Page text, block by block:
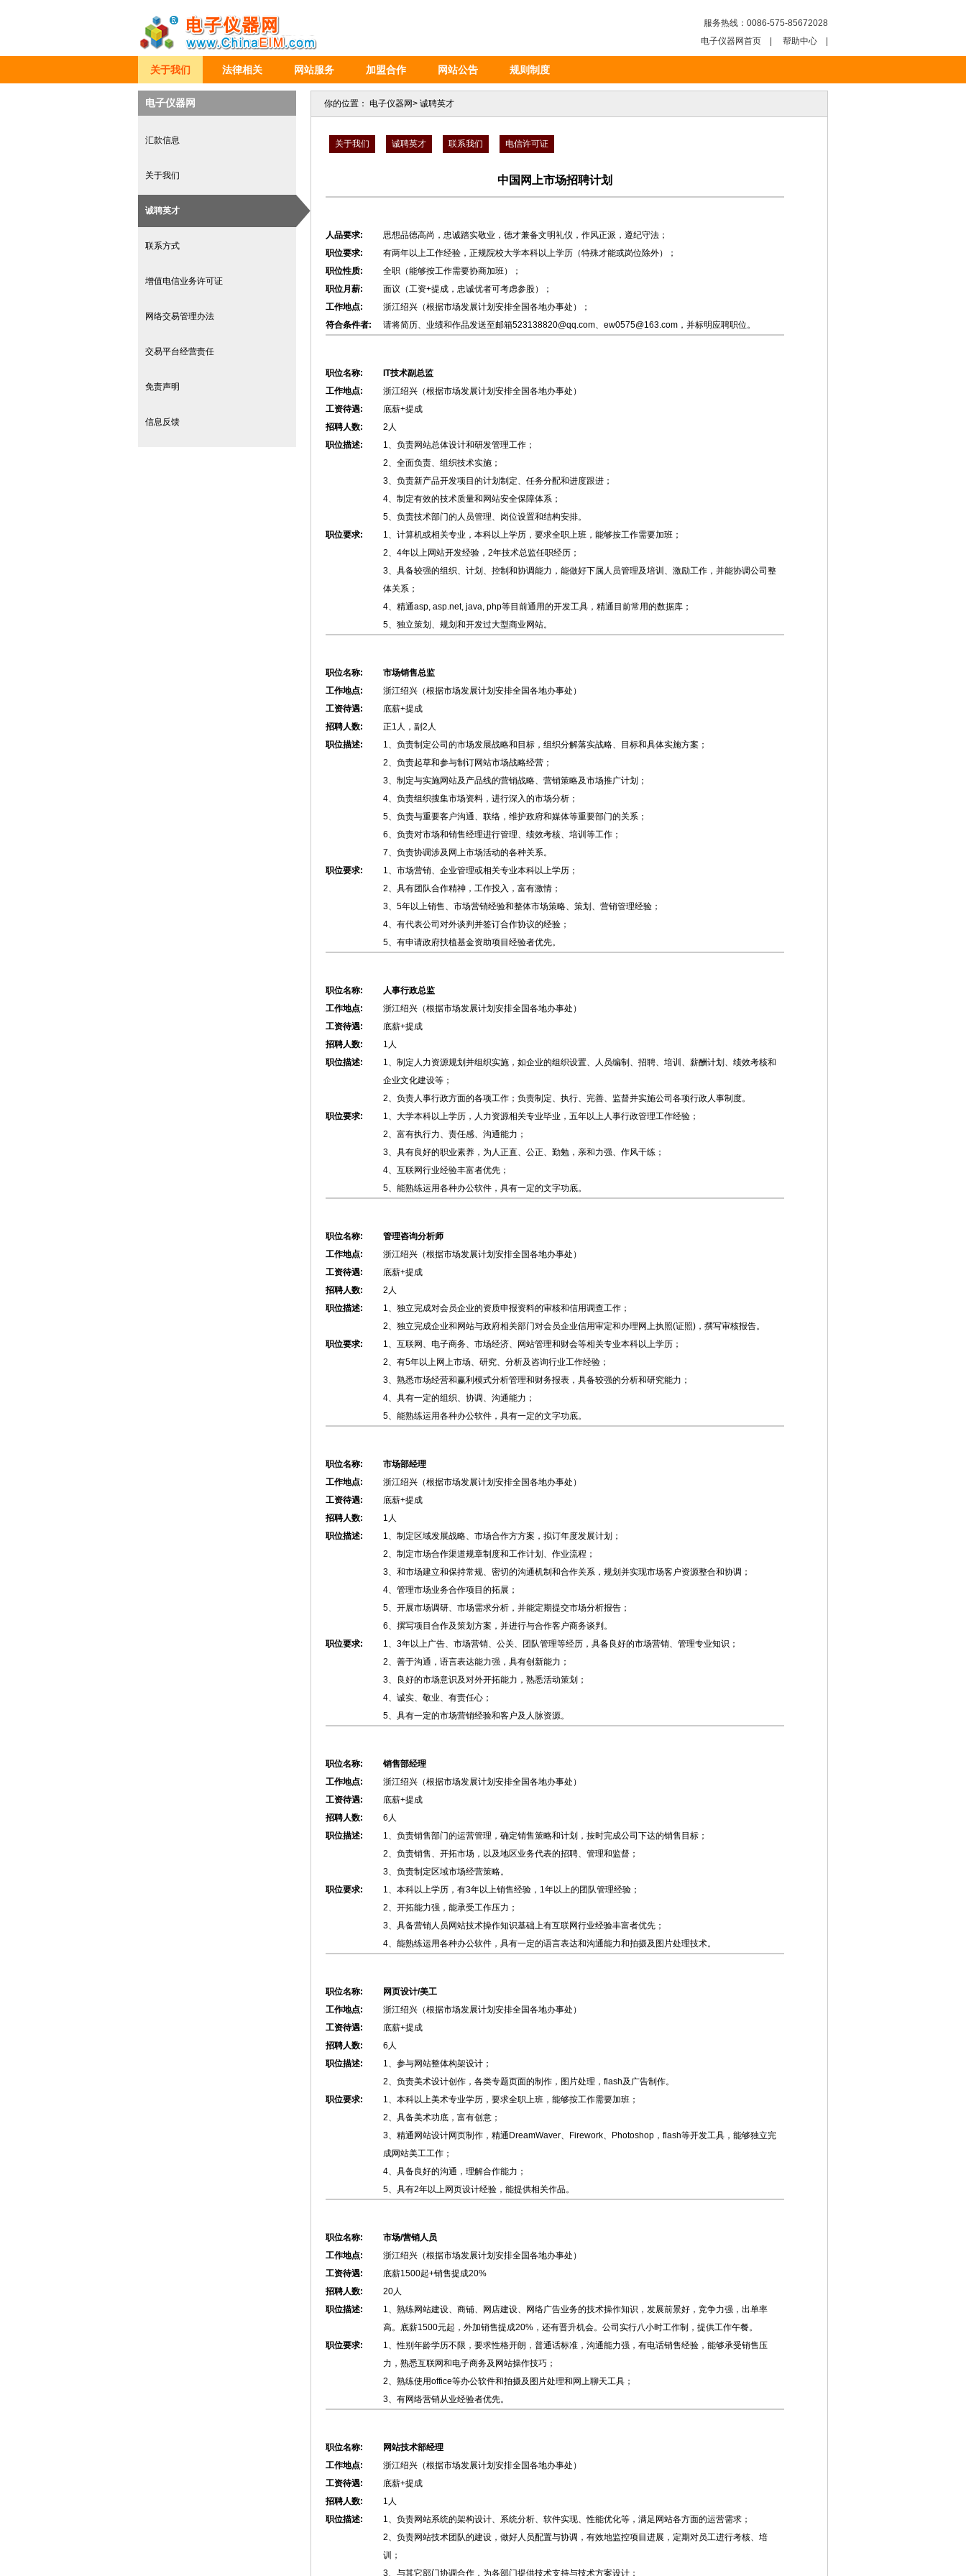
服务热线：0086-575-85672028
电子仪器网首页
帮助中心
关于我们 法律相关 网站服务 加盟合作 网站公告 规则制度
电子仪器网
汇款信息
关于我们
诚聘英才
联系方式
增值电信业务许可证
网络交易管理办法
交易平台经营责任
免责声明
信息反馈
你的位置： 电子仪器网> 诚聘英才
关于我们 诚聘英才 联系我们 电信许可证
中国网上市场招聘计划
人品要求:
思想品德高尚，忠诚踏实敬业，德才兼备文明礼仪，作风正派，遵纪守法；
职位要求:
有两年以上工作经验，正规院校大学本科以上学历（特殊才能或岗位除外）；
职位性质:
全职（能够按工作需要协商加班）；
职位月薪:
面议（工资+提成，忠诚优者可考虑参股）；
工作地点:
浙江绍兴（根据市场发展计划安排全国各地办事处）；
符合条件者:
请将简历、业绩和作品发送至邮箱523138820@qq.com、ew0575@163.com，并标明应聘职位。
职位名称:
IT技术副总监
工作地点:
浙江绍兴（根据市场发展计划安排全国各地办事处）
工资待遇:
底薪+提成
招聘人数:
2人
职位描述:
1、负责网站总体设计和研发管理工作；
2、全面负责、组织技术实施；
3、负责新产品开发项目的计划制定、任务分配和进度跟进；
4、制定有效的技术质量和网站安全保障体系；
5、负责技术部门的人员管理、岗位设置和结构安排。
职位要求:
1、计算机或相关专业，本科以上学历，要求全职上班，能够按工作需要加班；
2、4年以上网站开发经验，2年技术总监任职经历；
3、具备较强的组织、计划、控制和协调能力，能做好下属人员管理及培训、激励工作，并能协调公司整
体关系；
4、精通asp, asp.net, java, php等目前通用的开发工具，精通目前常用的数据库；
5、独立策划、规划和开发过大型商业网站。
职位名称:
市场销售总监
工作地点:
浙江绍兴（根据市场发展计划安排全国各地办事处）
工资待遇:
底薪+提成
招聘人数:
正1人，副2人
职位描述:
1、负责制定公司的市场发展战略和目标，组织分解落实战略、目标和具体实施方案；
2、负责起草和参与制订网站市场战略经营；
3、制定与实施网站及产品线的营销战略、营销策略及市场推广计划；
4、负责组织搜集市场资料，进行深入的市场分析；
5、负责与重要客户沟通、联络，维护政府和媒体等重要部门的关系；
6、负责对市场和销售经理进行管理、绩效考核、培训等工作；
7、负责协调涉及网上市场活动的各种关系。
职位要求:
1、市场营销、企业管理或相关专业本科以上学历；
2、具有团队合作精神，工作投入，富有激情；
3、5年以上销售、市场营销经验和整体市场策略、策划、营销管理经验；
4、有代表公司对外谈判并签订合作协议的经验；
5、有申请政府扶植基金资助项目经验者优先。
职位名称:
人事行政总监
工作地点:
浙江绍兴（根据市场发展计划安排全国各地办事处）
工资待遇:
底薪+提成
招聘人数:
1人
职位描述:
1、制定人力资源规划并组织实施，如企业的组织设置、人员编制、招聘、培训、薪酬计划、绩效考核和
企业文化建设等；
2、负责人事行政方面的各项工作；负责制定、执行、完善、监督并实施公司各项行政人事制度。
职位要求:
1、大学本科以上学历，人力资源相关专业毕业，五年以上人事行政管理工作经验；
2、富有执行力、责任感、沟通能力；
3、具有良好的职业素养，为人正直、公正、勤勉，亲和力强、作风干练；
4、互联网行业经验丰富者优先；
5、能熟练运用各种办公软件，具有一定的文字功底。
职位名称:
管理咨询分析师
工作地点:
浙江绍兴（根据市场发展计划安排全国各地办事处）
工资待遇:
底薪+提成
招聘人数:
2人
职位描述:
1、独立完成对会员企业的资质申报资料的审核和信用调查工作；
2、独立完成企业和网站与政府相关部门对会员企业信用审定和办理网上执照(证照)，撰写审核报告。
职位要求:
1、互联网、电子商务、市场经济、网站管理和财会等相关专业本科以上学历；
2、有5年以上网上市场、研究、分析及咨询行业工作经验；
3、熟悉市场经营和赢利模式分析管理和财务报表，具备较强的分析和研究能力；
4、具有一定的组织、协调、沟通能力；
5、能熟练运用各种办公软件，具有一定的文字功底。
职位名称:
市场部经理
工作地点:
浙江绍兴（根据市场发展计划安排全国各地办事处）
工资待遇:
底薪+提成
招聘人数:
1人
职位描述:
1、制定区域发展战略、市场合作方方案，拟订年度发展计划；
2、制定市场合作渠道规章制度和工作计划、作业流程；
3、和市场建立和保持常规、密切的沟通机制和合作关系，规划并实现市场客户资源整合和协调；
4、管理市场业务合作项目的拓展；
5、开展市场调研、市场需求分析，并能定期提交市场分析报告；
6、撰写项目合作及策划方案，并进行与合作客户商务谈判。
职位要求:
1、3年以上广告、市场营销、公关、团队管理等经历，具备良好的市场营销、管理专业知识；
2、善于沟通，语言表达能力强，具有创新能力；
3、良好的市场意识及对外开拓能力，熟悉活动策划；
4、诚实、敬业、有责任心；
5、具有一定的市场营销经验和客户及人脉资源。
职位名称:
销售部经理
工作地点:
浙江绍兴（根据市场发展计划安排全国各地办事处）
工资待遇:
底薪+提成
招聘人数:
6人
职位描述:
1、负责销售部门的运营管理，确定销售策略和计划，按时完成公司下达的销售目标；
2、负责销售、开拓市场，以及地区业务代表的招聘、管理和监督；
3、负责制定区域市场经营策略。
职位要求:
1、本科以上学历，有3年以上销售经验，1年以上的团队管理经验；
2、开拓能力强，能承受工作压力；
3、具备营销人员网站技术操作知识基础上有互联网行业经验丰富者优先；
4、能熟练运用各种办公软件，具有一定的语言表达和沟通能力和拍摄及图片处理技术。
职位名称:
网页设计/美工
工作地点:
浙江绍兴（根据市场发展计划安排全国各地办事处）
工资待遇:
底薪+提成
招聘人数:
6人
职位描述:
1、参与网站整体构架设计；
2、负责美术设计创作，各类专题页面的制作，图片处理，flash及广告制作。
职位要求:
1、本科以上美术专业学历，要求全职上班，能够按工作需要加班；
2、具备美术功底，富有创意；
3、精通网站设计网页制作，精通DreamWaver、Firework、Photoshop，flash等开发工具，能够独立完
成网站美工工作；
4、具备良好的沟通，理解合作能力；
5、具有2年以上网页设计经验，能提供相关作品。
职位名称:
市场/营销人员
工作地点:
浙江绍兴（根据市场发展计划安排全国各地办事处）
工资待遇:
底薪1500起+销售提成20%
招聘人数:
20人
职位描述:
1、熟练网站建设、商铺、网店建设、网络广告业务的技术操作知识，发展前景好，竞争力强，出单率
高。底薪1500元起，外加销售提成20%，还有晋升机会。公司实行八小时工作制，提供工作午餐。
职位要求:
1、性别年龄学历不限，要求性格开朗，普通话标准，沟通能力强，有电话销售经验，能够承受销售压
力，熟悉互联网和电子商务及网站操作技巧；
2、熟练使用office等办公软件和拍摄及图片处理和网上聊天工具；
3、有网络营销从业经验者优先。
职位名称:
网站技术部经理
工作地点:
浙江绍兴（根据市场发展计划安排全国各地办事处）
工资待遇:
底薪+提成
招聘人数:
1人
职位描述:
1、负责网站系统的架构设计、系统分析、软件实现、性能优化等，满足网站各方面的运营需求；
2、负责网站技术团队的建设，做好人员配置与协调，有效地监控项目进展，定期对员工进行考核、培
训；
3、与其它部门协调合作，为各部门提供技术支持与技术方案设计；